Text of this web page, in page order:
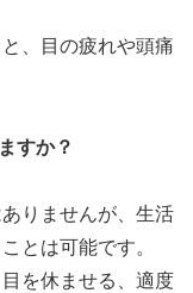
、目の疲れや頭痛
すか？
りませんが、生活
とは可能です。
を休ませる、適度